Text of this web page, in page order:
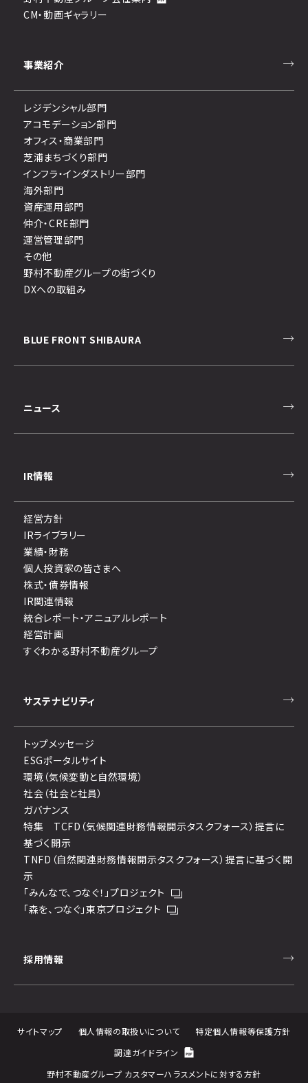
CM・動画ギャラリー
事業紹介
レジデンシャル部門
アコモデーション部門
オフィス・商業部門
芝浦まちづくり部門
インフラ・インダストリー部門
海外部門
資産運用部門
仲介・CRE部門
運営管理部門
その他
野村不動産グループの街づくり
DXへの取組み
BLUE FRONT SHIBAURA
ニュース
IR情報
経営方針
IRライブラリー
業績・財務
個人投資家の皆さまへ
株式・債券情報
IR関連情報
統合レポート・アニュアルレポート
経営計画
すぐわかる野村不動産グループ
サステナビリティ
トップメッセージ
ESGポータルサイト
環境（気候変動と自然環境）
社会（社会と社員）
ガバナンス
特集 TCFD（気候関連財務情報開示タスクフォース）提言に
基づく開示
TNFD（自然関連財務情報開示タスクフォース）提言に基づく開
示
「みんなで、つなぐ！」プロジェクト
「森を、つなぐ」東京プロジェクト
採用情報
サイトマップ 個人情報の取扱いについて
特定個人情報等保護方針
調達ガイドライン
野村不動産グループ カスタマーハラスメントに対する方針